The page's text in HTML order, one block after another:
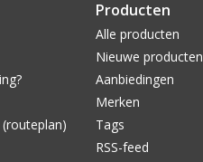
Producten
Alle producten
Nieuwe producten
Aanbiedingen
Merken
Tags
RSS-feed